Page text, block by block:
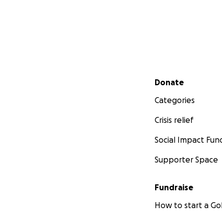
Secondary menu
Donate
Categories
Crisis relief
Social Impact
Supporter Space
Fundraise
How to start a